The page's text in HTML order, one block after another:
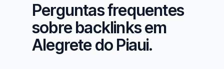
Perguntas frequentes
sobre backlinks em
Alegrete do Piaui.